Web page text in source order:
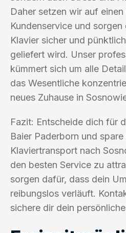
Daher setzen wir auf
Kundenservice und
Klavier sicher und
geliefert wird. Unser
kümmert sich um alle
das Wesentliche
neues Zuhause in
Fazit: Entscheide dich für
Baier Paderborn und spare
Klaviertransport nach
den besten Service zu
sorgen dafür, dass dein
reibungslos verläuft.
sichere dir dein